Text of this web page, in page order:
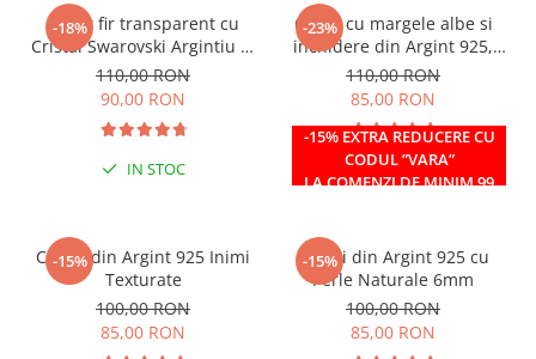
-18%
Colier fir transparent cu
Cristal Swarovski Argintiu in
Caseta din Argint 925
110,00 RON
90,00 RON
IN STOC
-23%
-15% EXTRA REDUCERE CU
CODUL ”VARA”
LA COMENZI DE MINIM 99
Colier cu margele albe si
inchidere din Argint 925,
reglabil 38-41 cm
110,00 RON
85,00 RON
IN STOC
-15%
Cercei din Argint 925 Inimi
Texturate
100,00 RON
85,00 RON
-15%
Cercei din Argint 925 cu
Perle Naturale 6mm
100,00 RON
85,00 RON